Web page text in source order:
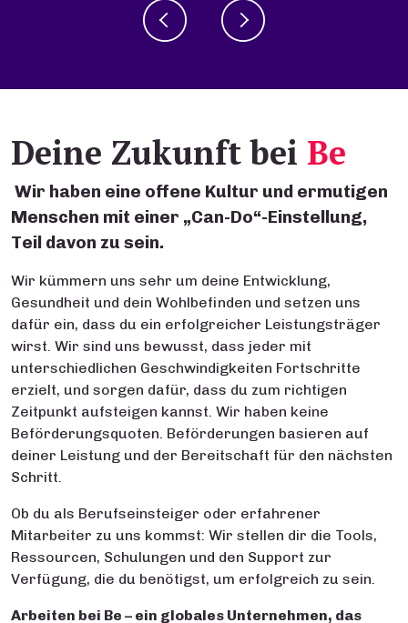
Deine Zukunft bei Be
Wir haben eine offene Kultur und ermutigen
Menschen mit einer „Can-Do“-Einstellung,
Teil davon zu sein.
Wir kümmern uns sehr um deine Entwicklung,
Gesundheit und dein Wohlbefinden und setzen uns
dafür ein, dass du ein erfolgreicher Leistungsträger
wirst. Wir sind uns bewusst, dass jeder mit
unterschiedlichen Geschwindigkeiten Fortschritte
erzielt, und sorgen dafür, dass du zum richtigen
Zeitpunkt aufsteigen kannst. Wir haben keine
Beförderungsquoten. Beförderungen basieren auf
deiner Leistung und der Bereitschaft für den nächsten
Schritt.
Ob du als Berufseinsteiger oder erfahrener
Mitarbeiter zu uns kommst: Wir stellen dir die Tools,
Ressourcen, Schulungen und den Support zur
Verfügung, die du benötigst, um erfolgreich zu sein.
Arbeiten bei Be – ein globales Unternehmen, das